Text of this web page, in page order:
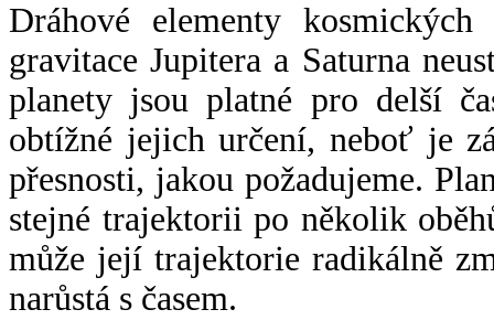
Dráhové elementy
gravitace Jupitera a Saturna
planety jsou platné pro delší
obtížné jejich určení, neboť je
přesnosti, jakou požadujeme.
stejné trajektorii po několik
může její trajektorie radikálně
narůstá s časem.